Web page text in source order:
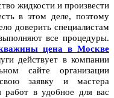
жидкости и произвести
в этом деле, поэтому
доверить специалистам
все процедуры.
цена в Москве
действует в компании
сайте организации
свою заявку и мастера
работ в удобное для вас